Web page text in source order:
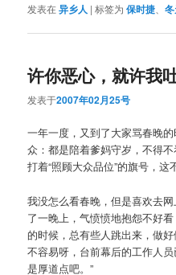
发表在异乡人 |标签为 保时捷 、
许你恶心，就许我
发表于2007年02月25号
一年一度，又到了大家骂春晚
众：都是陪着爹妈守岁，不得
打着“照顾大众品位”的旗号，这
我没怎么看春晚，但是喜欢去
了一晚上，气愤愤地抱怨不好
的时候，总有些人跳出来，做
不容易呀，台前幕后的工作人
是厚道点吧。”